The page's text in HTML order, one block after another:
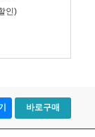
인)
바로구매